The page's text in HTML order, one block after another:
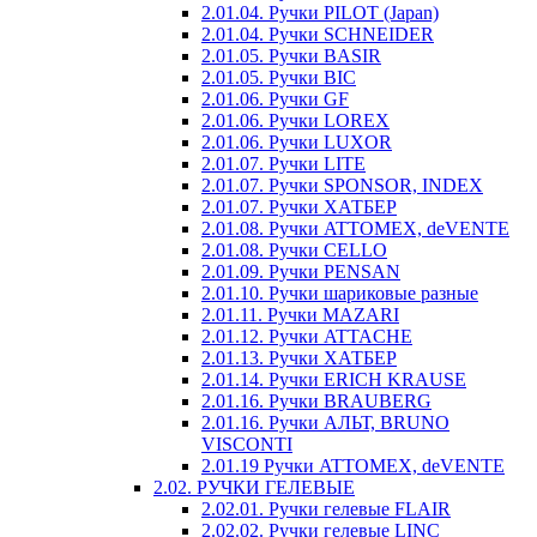
2.01.04. Ручки PILOT (Japan)
2.01.04. Ручки SCHNEIDER
2.01.05. Ручки BASIR
2.01.05. Ручки BIC
2.01.06. Ручки GF
2.01.06. Ручки LOREX
2.01.06. Ручки LUXOR
2.01.07. Ручки LITE
2.01.07. Ручки SPONSOR, INDEX
2.01.07. Ручки ХАТБЕР
2.01.08. Ручки ATTOMEX, deVENTE
2.01.08. Ручки CELLO
2.01.09. Ручки PENSAN
2.01.10. Ручки шариковые разные
2.01.11. Ручки MAZARI
2.01.12. Ручки ATTACHE
2.01.13. Ручки ХАТБЕР
2.01.14. Ручки ERICH KRAUSE
2.01.16. Ручки BRAUBERG
2.01.16. Ручки АЛЬТ, BRUNO
VISCONTI
2.01.19 Ручки ATTOMEX, deVENTE
2.02. РУЧКИ ГЕЛЕВЫЕ
2.02.01. Ручки гелевые FLAIR
2.02.02. Ручки гелевые LINC